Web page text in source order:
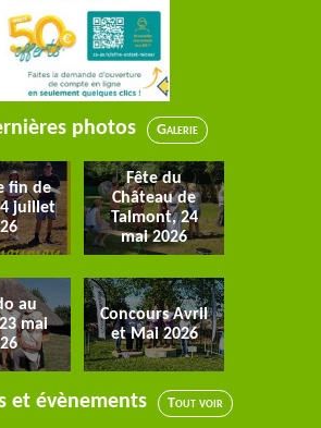
et évènements Tout voir
photos Galerie
fin de
juillet
Fête du
Château de
Talmont, 24
mai 2026
au
mai
Concours Avril
et Mai 2026